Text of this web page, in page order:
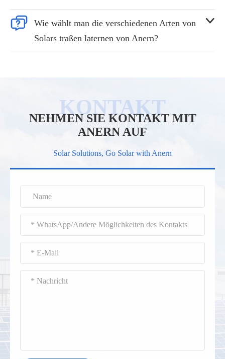

Wie wählt man die verschiedenen Arten von
Solars traßen laternen von Anern?

NEHMEN SIE KONTAKT MIT
ANERN AUF
Solar Solutions, Go Solar with Anern